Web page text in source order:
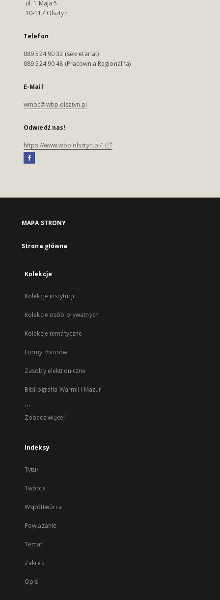
ul. 1 Maja 5
10-117 Olsztyn
Telefon
089 524 90 32 (sekretariat)
089 524 90 48 (Pracownia Regionalna)
E-Mail
wmbc@wbp.olsztyn.pl
Odwiedź nas!
https://www.wbp.olsztyn.pl/
MAPA STRONY
Strona główna
Kolekcje
Kolekcje instytucji
Kolekcje osób prywatnych
Kolekcje tematyczne
Formy zbiorów
Zasoby elektroniczne
Bibliografia Warmii i Mazur
...
Zobacz więcej
Indeksy
Tytuł
Twórca
Współtwórca
Powiązanie
Temat
Zakres
Opis